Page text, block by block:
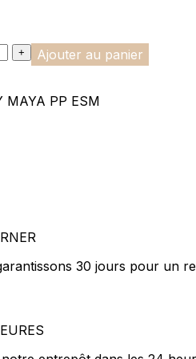
+ Ajouter au panier
MAYA PP ESM
30 jours pour un
Marketing
engageantes pour l'utilisateur